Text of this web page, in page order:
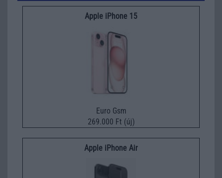
Apple iPhone 15
Euro Gsm
269.000 Ft (új)
Apple iPhone Air